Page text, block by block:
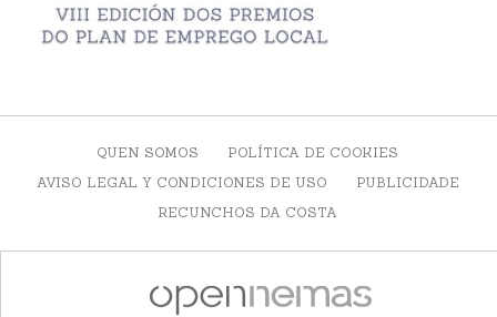
QUEN SOMOS
POLÍTICA DE COOKIES
AVISO LEGAL Y CONDICIONES DE USO
PUBLICIDADE
RECUNCHOS DA COSTA